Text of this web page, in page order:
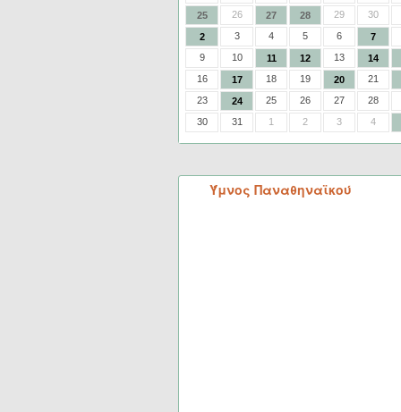
25
26 27 28 29 30
2 3 4 5 6
7
9
10 11 12 13
14
16
17 18 19 20
21
23
24 25 26 27
28
30
31 1 2 3 4
Ύμνος Παναθηναϊκού